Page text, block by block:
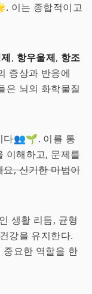
이는 종합적이고
, 항우울제, 항조
증상과 반응에
은 뇌의 화학물질
다👥🌱. 이를 통
이해하고, 문제를
요, 신기한 마법이
생활 리듬, 균형
강을 유지한다.
중요한 역할을 한